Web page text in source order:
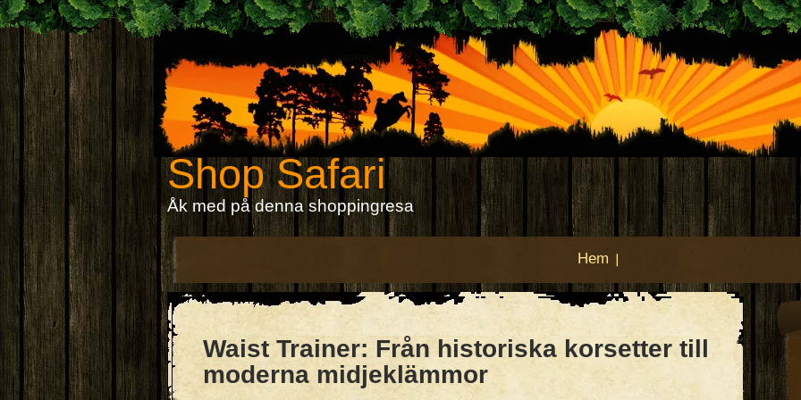
Shop Safari
Åk med på denna shoppingresa
Hem
Waist Trainer: Från historiska korsetter till
moderna midjeklämmor